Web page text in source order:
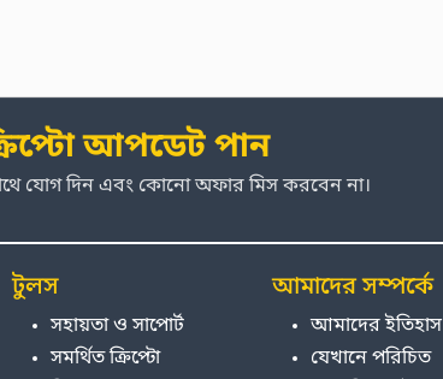
আপডেট পান
যোগ দিন এবং কোনো অফার মিস করবেন না।
টুলস
সহায়তা ও সাপোর্ট
সমর্থিত ক্রিপ্টো
আমাদের সম্পর্কে
আমাদের ইতিহাস
যেখানে পরিচিত